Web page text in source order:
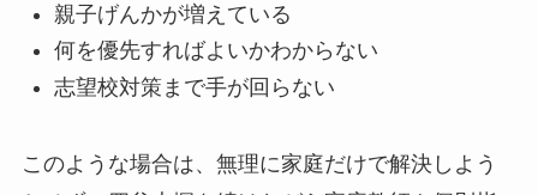
親子げんかが増えている
何を優先すればよいかわからない
志望校対策まで手が回らない
このような場合は、無理に家庭だけで解決しよう